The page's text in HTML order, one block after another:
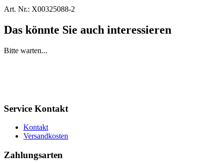
Art. Nr.: X00325088-2
Das könnte Sie auch interessieren
Bitte warten...
Service Kontakt
Kontakt
Versandkosten
Zahlungsarten